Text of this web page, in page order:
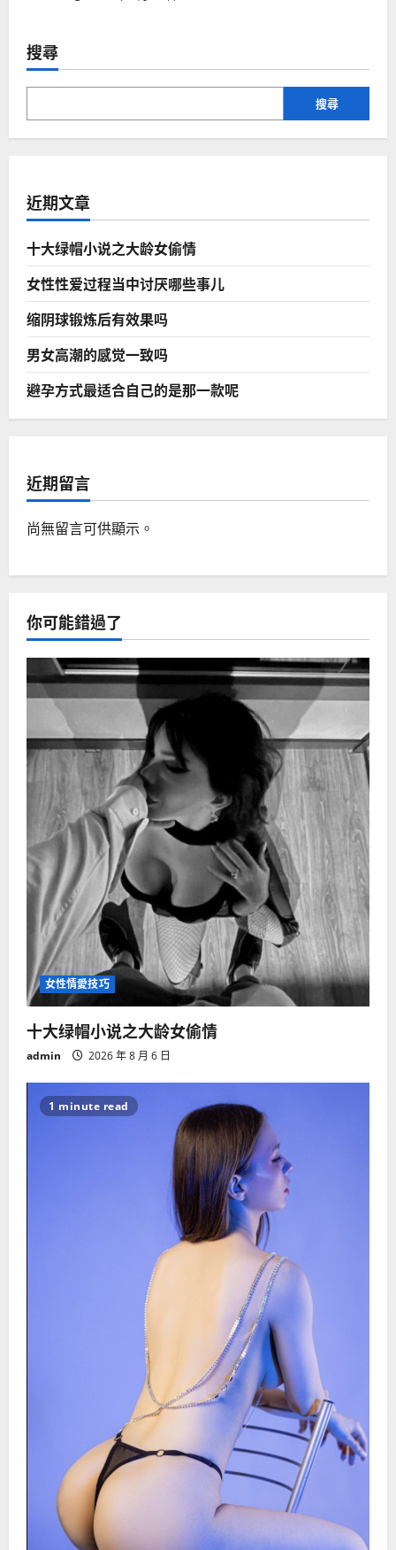
搜尋
搜尋
近期文章
十大绿帽小说之大龄女偷情
女性性爱过程当中讨厌哪些事儿
缩阴球锻炼后有效果吗
男女高潮的感觉一致吗
避孕方式最适合自己的是那一款呢
近期留言
尚無留言可供顯示。
你可能錯過了
女性情愛技巧
十大绿帽小说之大龄女偷情
admin 2026 年 8 月 6 日
1 minute read